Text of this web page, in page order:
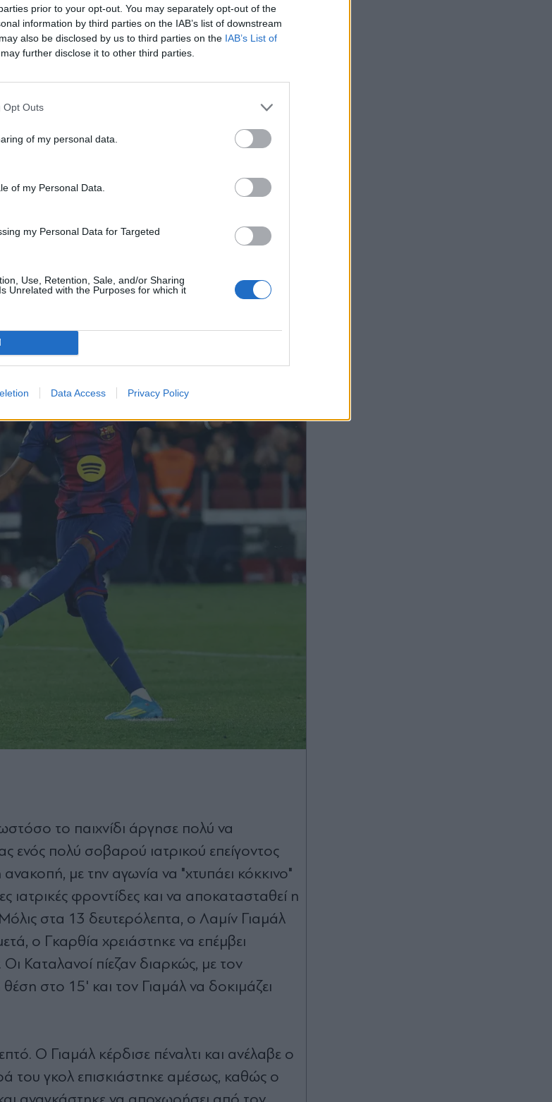
prior to your opt-out. You may separately opt-out of the
information by third parties on the IAB’s list of downstream
also be disclosed by us to third parties on the IAB’s List of
further disclose it to other third parties.
Opt Outs
of my personal data.
of my Personal Data.
my Personal Data for Targeted
Use, Retention, Sale, and/or Sharing
Unrelated with the Purposes for which it
Data Access Privacy Policy
το παιχνίδι άργησε πολύ να
ενός πολύ σοβαρού ιατρικού επείγοντος
με την αγωνία να "χτυπάει κόκκινο"
φροντίδες και να αποκατασταθεί η
στα 13 δευτερόλεπτα, ο Λαμίν Γιαμάλ
ο Γκαρθία χρειάστηκε να επέμβει
Καταλανοί πίεζαν διαρκώς, με τον
θέση στο 15' και τον Γιαμάλ να δοκιμάζει
Ο Γιαμάλ κέρδισε πέναλτι και ανέλαβε ο
του γκολ επισκιάστηκε αμέσως, καθώς ο
newsletter
Αποδέχομαι τουςόρους χρήσης